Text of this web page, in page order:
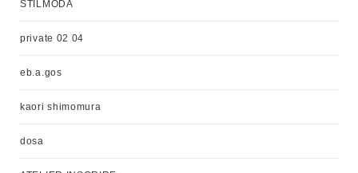
STILMODA
private 02 04
eb.a.gos
kaori shimomura
dosa